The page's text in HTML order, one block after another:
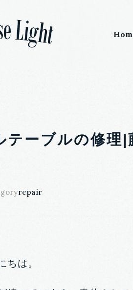
テーブルの修理
repair
ちは。